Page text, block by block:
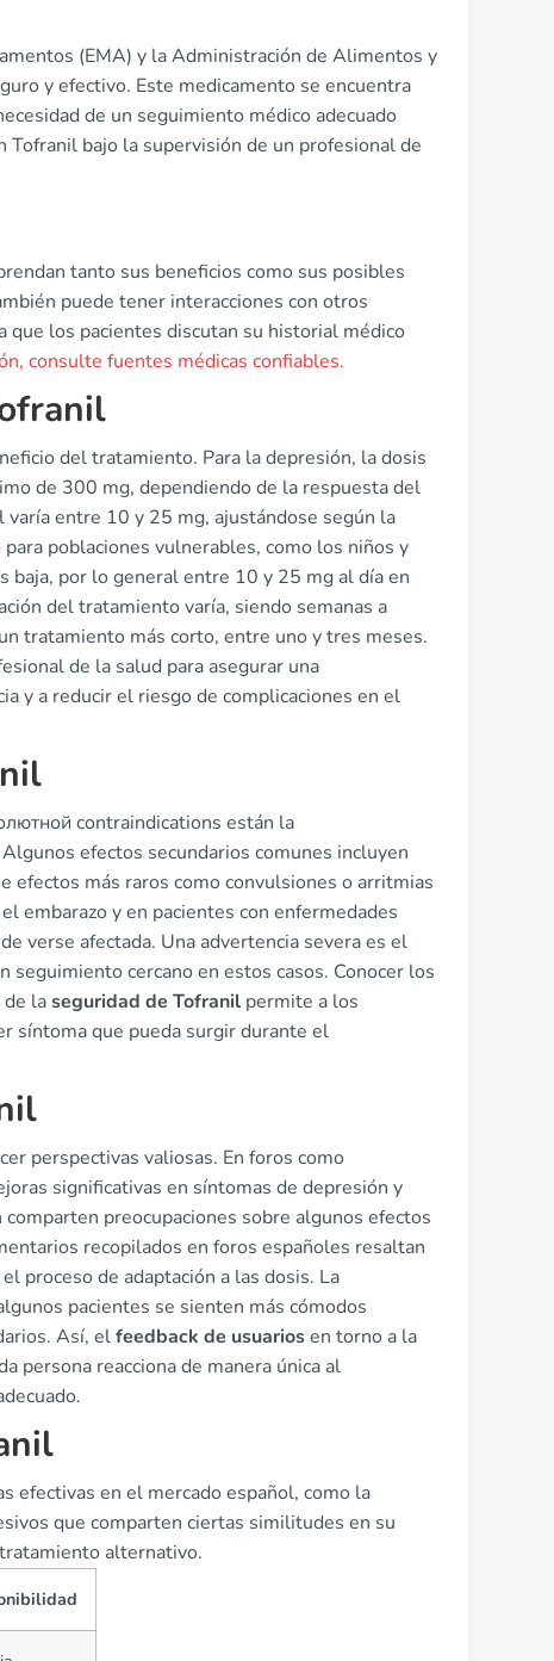
(EMA) y la Administración de Alimentos y
y efectivo. Este medicamento se encuentra
de un seguimiento médico adecuado
bajo la supervisión de un profesional de
tanto sus beneficios como sus posibles
puede tener interacciones con otros
los pacientes discutan su historial médico
consulte fuentes médicas confiables.
del tratamiento. Para la depresión, la dosis
de 300 mg, dependiendo de la respuesta del
varía entre 10 y 25 mg, ajustándose según la
poblaciones vulnerables, como los niños y
baja, por lo general entre 10 y 25 mg al día en
del tratamiento varía, siendo semanas a
tratamiento más corto, entre uno y tres meses.
de la salud para asegurar una
y a reducir el riesgo de complicaciones en el
contraindications están la
efectos secundarios comunes incluyen
efectos más raros como convulsiones o arritmias
embarazo y en pacientes con enfermedades
verse afectada. Una advertencia severa es el
cercano en estos casos. Conocer los
laseguridad de Tofranil permite a los
síntoma que pueda surgir durante el
perspectivas valiosas. En foros como
significativas en síntomas de depresión y
preocupaciones sobre algunos efectos
recopilados en foros españoles resaltan
proceso de adaptación a las dosis. La
pacientes se sienten más cómodos
Así, elfeedback de usuariosen torno a la
persona reacciona de manera única al
efectivas en el mercado español, como la
que comparten ciertas similitudes en su
alternativo.